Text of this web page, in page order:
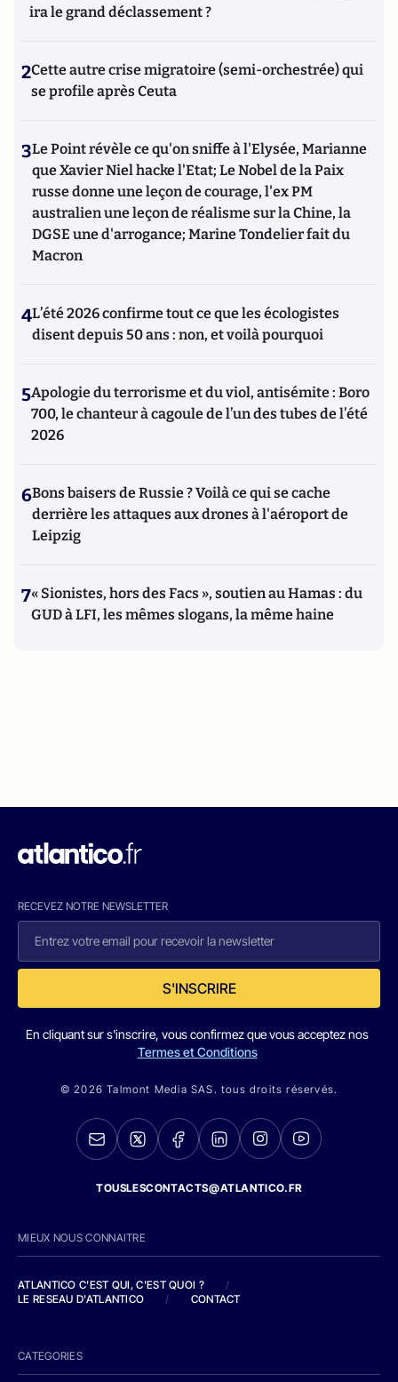
ira le grand déclassement ?
2Cette autre crise migratoire (semi-orchestrée) qui
se profile après Ceuta
3Le Point révèle ce qu'on sniffe à l'Elysée, Marianne
que Xavier Niel hacke l'Etat; Le Nobel de la Paix
russe donne une leçon de courage, l'ex PM
australien une leçon de réalisme sur la Chine, la
DGSE une d'arrogance; Marine Tondelier fait du
Macron
4L’été 2026 confirme tout ce que les écologistes
disent depuis 50 ans : non, et voilà pourquoi
5Apologie du terrorisme et du viol, antisémite : Boro
700, le chanteur à cagoule de l’un des tubes de l’été
2026
6Bons baisers de Russie ? Voilà ce qui se cache
derrière les attaques aux drones à l'aéroport de
Leipzig
7« Sionistes, hors des Facs », soutien au Hamas : du
GUD à LFI, les mêmes slogans, la même haine
RECEVEZ NOTRE NEWSLETTER
S'INSCRIRE
En cliquant sur s'inscrire, vous confirmez que vous acceptez nos
Termes et Conditions
© 2026 Talmont Media SAS. tous droits réservés.
TOUSLESCONTACTS@ATLANTICO.FR
MIEUX NOUS CONNAITRE
ATLANTICO C'EST QUI, C'EST QUOI ?
/
LE RESEAU D'ATLANTICO
/ CONTACT
CATEGORIES